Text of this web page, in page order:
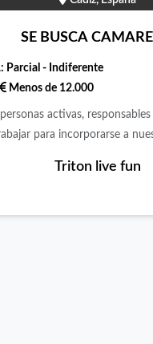
SE BUSCA
Parcial - Indiferente
Menos de 12.000
activas,
para incorporarse a
con buena
nos encantará
Triton live fun